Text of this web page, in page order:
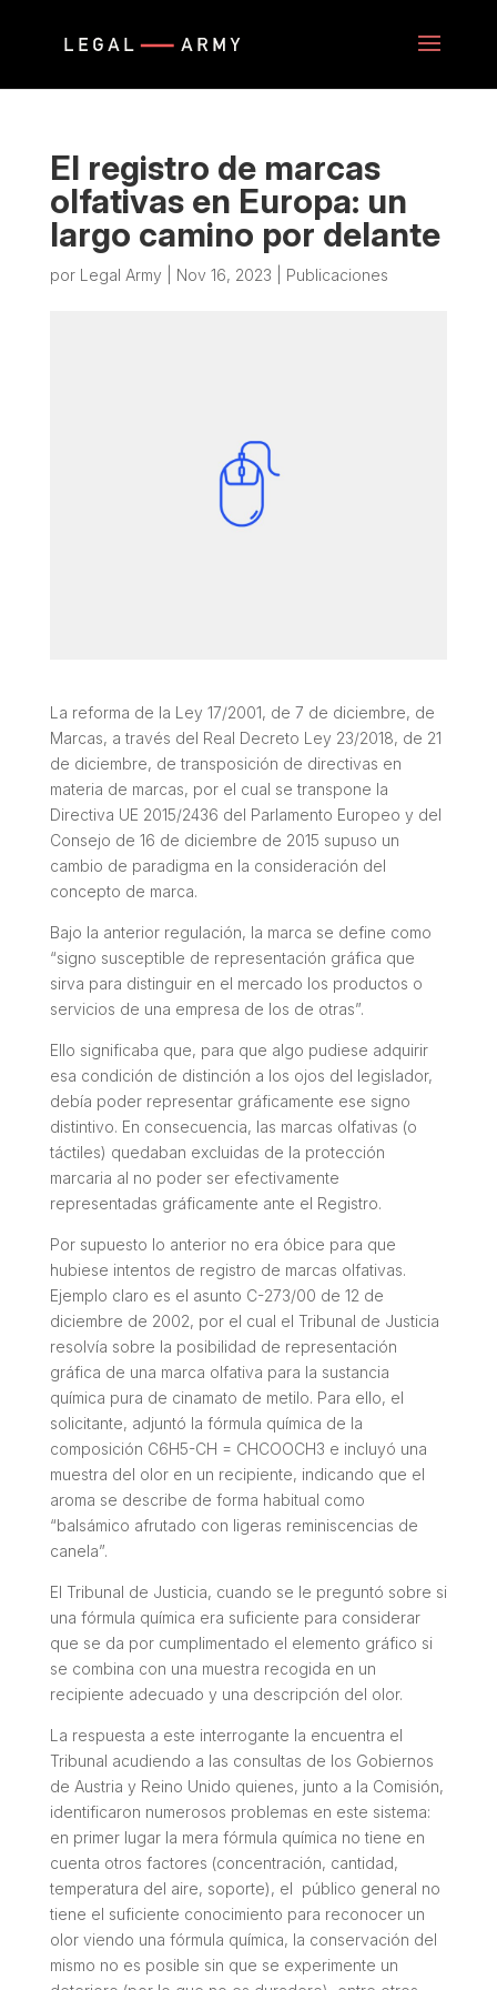
El registro de marcas
olfativas en Europa: un
largo camino por delante
por Legal Army Nov 16, 2023 Publicaciones
La reforma de la Ley 17/2001, de 7 de diciembre, de
Marcas, a través del Real Decreto Ley 23/2018, de 21
de diciembre, de transposición de directivas en
materia de marcas, por el cual se transpone la
Directiva UE 2015/2436 del Parlamento Europeo y del
Consejo de 16 de diciembre de 2015 supuso un
cambio de paradigma en la consideración del
concepto de marca.
Bajo la anterior regulación, la marca se define como
“signo susceptible de representación gráfica que
sirva para distinguir en el mercado los productos o
servicios de una empresa de los de otras”.
Ello significaba que, para que algo pudiese adquirir
esa condición de distinción a los ojos del legislador,
debía poder representar gráficamente ese signo
distintivo. En consecuencia, las marcas olfativas (o
táctiles) quedaban excluidas de la protección
marcaria al no poder ser efectivamente
representadas gráficamente ante el Registro.
Por supuesto lo anterior no era óbice para que
hubiese intentos de registro de marcas olfativas.
Ejemplo claro es el asunto C-273/00 de 12 de
diciembre de 2002, por el cual el Tribunal de Justicia
resolvía sobre la posibilidad de representación
gráfica de una marca olfativa para la sustancia
química pura de cinamato de metilo. Para ello, el
solicitante, adjuntó la fórmula química de la
composición C6H5-CH = CHCOOCH3 e incluyó una
muestra del olor en un recipiente, indicando que el
aroma se describe de forma habitual como
“balsámico afrutado con ligeras reminiscencias de
canela”.
El Tribunal de Justicia, cuando se le preguntó sobre si
una fórmula química era suficiente para considerar
que se da por cumplimentado el elemento gráfico si
se combina con una muestra recogida en un
recipiente adecuado y una descripción del olor.
La respuesta a este interrogante la encuentra el
Tribunal acudiendo a las consultas de los Gobiernos
de Austria y Reino Unido quienes, junto a la Comisión,
identificaron numerosos problemas en este sistema:
en primer lugar la mera fórmula química no tiene en
cuenta otros factores (concentración, cantidad,
temperatura del aire, soporte), el público general no
tiene el suficiente conocimiento para reconocer un
olor viendo una fórmula química, la conservación del
mismo no es posible sin que se experimente un